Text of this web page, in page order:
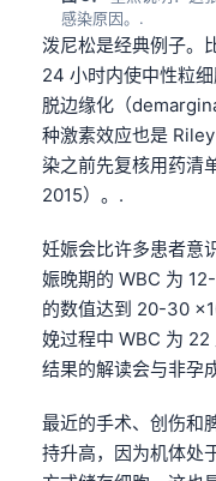
感染原因。.
泼尼松是经典例子。
24 小时内使中性粒
脱边缘化（
种激素效应也是
染之前先复核用药清
2015）。.
妊娠会比许多患者意
娠晚期的 WBC 为
的数值达到 20-30
娩过程中 WBC 为
结果的解读会与非孕
最近的手术、创伤和
持升高，因为机体处